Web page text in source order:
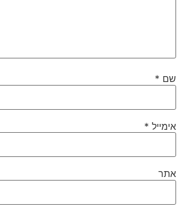
שם *
אימייל *
אתר